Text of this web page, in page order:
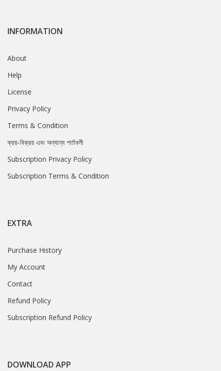
INFORMATION
About
Help
License
Privacy Policy
Terms & Condition
ক্রয়-বিক্রয় এবং অন্যান্য শর্তাবলী
Subscription Privacy Policy
Subscription Terms & Condition
EXTRA
Purchase History
My Account
Contact
Refund Policy
Subscription Refund Policy
DOWNLOAD APP